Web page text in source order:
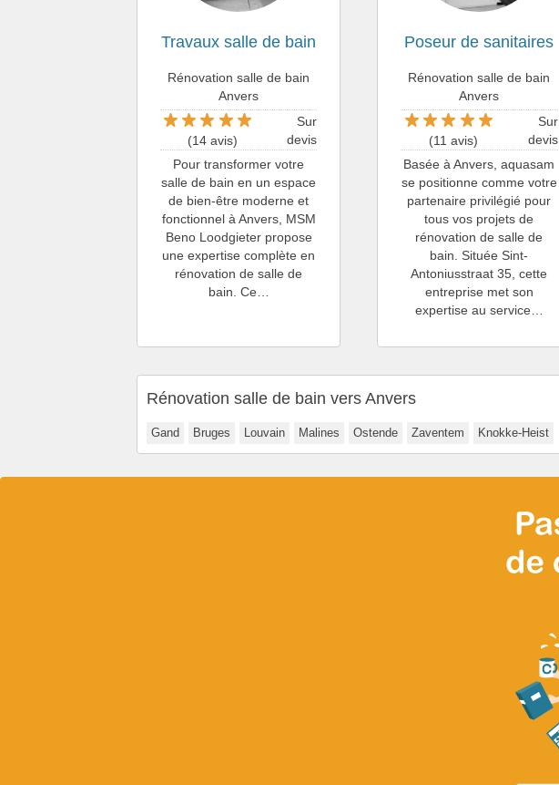
Travaux salle de bain
Rénovation salle de bain
Anvers
(14 avis)
Sur
devis
Pour transformer votre
salle de bain en un espace
de bien-être moderne et
fonctionnel à Anvers, MSM
Beno Loodgieter propose
une expertise complète en
rénovation de salle de
bain. Ce…
Poseur de sanitaires
Rénovation salle de bain
Anvers
(11 avis)
Sur
devis
Basée à Anvers, aquasam
se positionne comme votre
partenaire privilégié pour
tous vos projets de
rénovation de salle de
bain. Située Sint-
Antoniusstraat 35, cette
entreprise met son
expertise au service…
Rénovation salle de bain vers Anvers
Gand Bruges Louvain Malines Ostende Zaventem Knokke-Heist